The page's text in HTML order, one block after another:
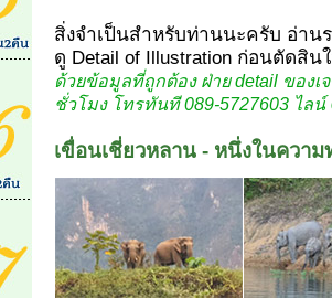
สิ่งจำเป็นสำหรับท่านนะครับ อ่าน
ดู Detail of Illustration ก่อนตัดสิน
ด้วยข้อมูลที่ถูกต้อง ฝ่าย detail ของเ
ชั่วโมง โทรทันที 089-5727603 ไล
เขื่อนเชี่ยวหลาน - หนึ่งในควา